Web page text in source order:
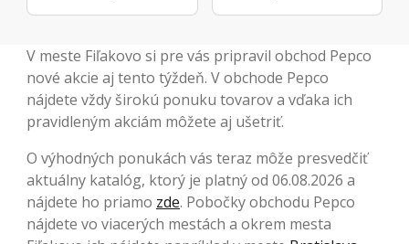
V meste Fiľakovo si pre vás pripravil obchod Pepco
nové akcie aj tento týždeň. V obchode Pepco
nájdete vždy širokú ponuku tovarov a vďaka ich
pravidleným akciám môžete aj ušetriť.
O výhodných ponukách vás teraz môže presvedčiť
aktuálny katalóg, ktorý je platný od 06.08.2026 a
nájdete ho priamo zde. Pobočky obchodu Pepco
nájdete vo viacerých mestách a okrem mesta